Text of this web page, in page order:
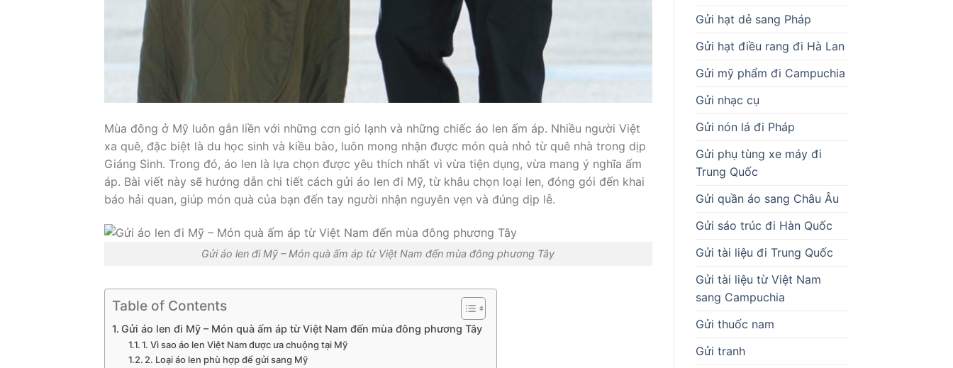
Mùa đông ở Mỹ luôn gắn liền với những cơn gió lạnh và những chiếc áo len ấm áp. Nhiều người Việt
xa quê, đặc biệt là du học sinh và kiều bào, luôn mong nhận được món quà nhỏ từ quê nhà trong dịp
Giáng Sinh. Trong đó, áo len là lựa chọn được yêu thích nhất vì vừa tiện dụng, vừa mang ý nghĩa ấm
áp. Bài viết này sẽ hướng dẫn chi tiết cách gửi áo len đi Mỹ, từ khâu chọn loại len, đóng gói đến khai
báo hải quan, giúp món quà của bạn đến tay người nhận nguyên vẹn và đúng dịp lễ.
Gửi áo len đi Mỹ – Món quà ấm áp từ Việt Nam đến mùa đông phương Tây
Table of Contents
Gửi áo len đi Mỹ – Món quà ấm áp từ Việt Nam đến mùa đông phương Tây
1. Vì sao áo len Việt Nam được ưa chuộng tại Mỹ
2. Loại áo len phù hợp để gửi sang Mỹ
Gửi hạt dẻ sang Pháp
Gửi hạt điều rang đi Hà Lan
Gửi mỹ phẩm đi Campuchia
Gửi nhạc cụ
Gửi nón lá đi Pháp
Gửi phụ tùng xe máy đi
Trung Quốc
Gửi quần áo sang Châu Âu
Gửi sáo trúc đi Hàn Quốc
Gửi tài liệu đi Trung Quốc
Gửi tài liệu từ Việt Nam
sang Campuchia
Gửi thuốc nam
Gửi tranh